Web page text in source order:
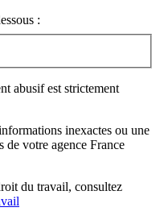
:
abusif est strictement
inexactes ou une
de votre agence France
du travail, consultez